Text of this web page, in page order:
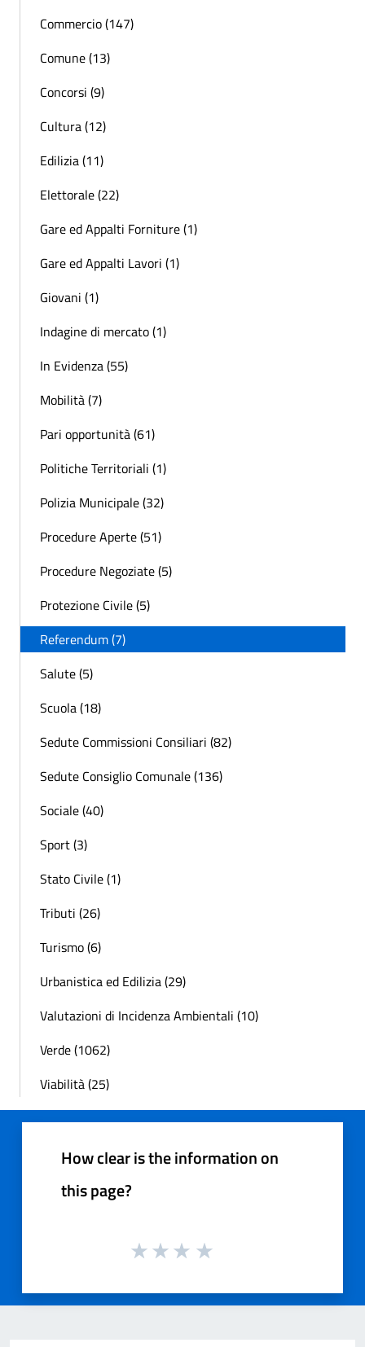
Commercio (147)
Comune (13)
Concorsi (9)
Cultura (12)
Edilizia (11)
Elettorale (22)
Gare ed Appalti Forniture (1)
Gare ed Appalti Lavori (1)
Giovani (1)
Indagine di mercato (1)
In Evidenza (55)
Mobilità (7)
Pari opportunità (61)
Politiche Territoriali (1)
Polizia Municipale (32)
Procedure Aperte (51)
Procedure Negoziate (5)
Protezione Civile (5)
Referendum (7)
Salute (5)
Scuola (18)
Sedute Commissioni Consiliari (82)
Sedute Consiglio Comunale (136)
Sociale (40)
Sport (3)
Stato Civile (1)
Tributi (26)
Turismo (6)
Urbanistica ed Edilizia (29)
Valutazioni di Incidenza Ambientali (10)
Verde (1062)
Viabilità (25)
How clear is the information on
this page?